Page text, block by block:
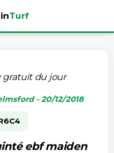
Turf
gratuit du jour
- 20/12/2018
C4
ebf maiden